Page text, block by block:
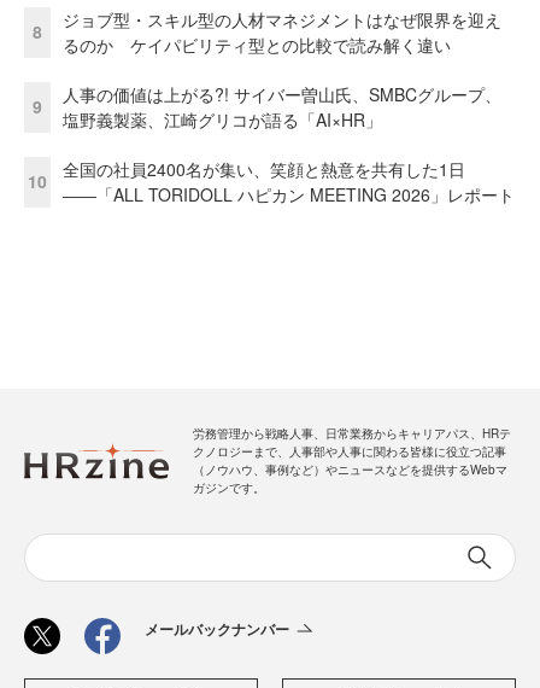
8
ジョブ型・スキル型の人材マネジメントはなぜ限界を迎え
るのか ケイパビリティ型との比較で読み解く違い
9
人事の価値は上がる?! サイバー曽山氏、SMBCグループ、
塩野義製薬、江崎グリコが語る「AI×HR」
10
全国の社員2400名が集い、笑顔と熱意を共有した1日
――「ALL TORIDOLL ハピカン MEETING 2026」レポート
労務管理から戦略人事、日常業務からキャリアパス、HRテ
クノロジーまで、人事部や人事に関わる皆様に役立つ記事
（ノウハウ、事例など）やニュースなどを提供するWebマ
ガジンです。
メールバックナンバー